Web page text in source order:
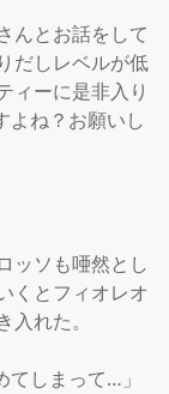
んとお話をして
だしレベルが低
ィーに是非入り
よね？お願いし
ッソも唖然とし
くとフィオレオ
れた。
てしまって…」